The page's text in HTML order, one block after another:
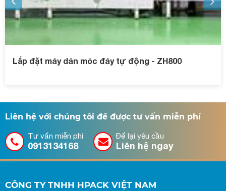
Lắp đặt máy dán móc đáy tự động - ZH800
Liên hệ với chúng tôi để được tư vấn miễn phí
Tư vấn miễn phí
0913134168
Để lại yêu cầu
Liên hệ ngay
CÔNG TY TNHH HPACK VIỆT NAM